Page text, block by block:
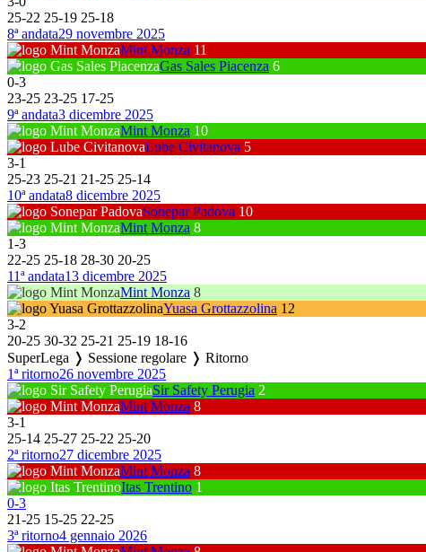
25-22 25-19 25-18
8ª andata29 novembre 2025
Mint Monza 11
Gas Sales Piacenza 6
0-3
23-25 23-25 17-25
9ª andata3 dicembre 2025
Mint Monza 10
Lube Civitanova 5
3-1
25-23 25-21 21-25 25-14
10ª andata8 dicembre 2025
Sonepar Padova 10
Mint Monza 8
1-3
22-25 25-18 28-30 20-25
11ª andata13 dicembre 2025
Mint Monza 8
Yuasa Grottazzolina 12
3-2
20-25 30-32 25-21 25-19 18-16
SuperLega ❭ Sessione regolare ❭ Ritorno
1ª ritorno26 novembre 2025
Sir Safety Perugia 2
Mint Monza 8
3-1
25-14 25-27 25-22 25-20
2ª ritorno27 dicembre 2025
Mint Monza 8
Itas Trentino 1
0-3
21-25 15-25 22-25
3ª ritorno4 gennaio 2026